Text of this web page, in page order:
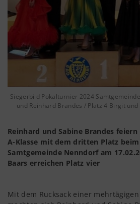
Siegerbild Pokalturnier 2024
und Reinhard Brandes / Platz 4 Birgit
Reinhard und Sabine Brandes
A-Klasse mit dem dritten Platz
Samtgemeinde Nenndorf am
Baars erreichen Platz vier
Mit dem Rucksack einer